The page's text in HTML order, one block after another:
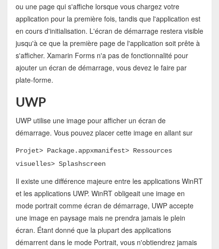
ou une page qui s'affiche lorsque vous chargez votre
application pour la première fois, tandis que l'application est
en cours d'initialisation. L'écran de démarrage restera visible
jusqu'à ce que la première page de l'application soit prête à
s'afficher. Xamarin Forms n'a pas de fonctionnalité pour
ajouter un écran de démarrage, vous devez le faire par
plate-forme.
UWP
UWP utilise une image pour afficher un écran de
démarrage. Vous pouvez placer cette image en allant sur
Projet> Package.appxmanifest> Ressources
visuelles> Splashscreen
Il existe une différence majeure entre les applications WinRT
et les applications UWP. WinRT obligeait une image en
mode portrait comme écran de démarrage, UWP accepte
une image en paysage mais ne prendra jamais le plein
écran. Étant donné que la plupart des applications
démarrent dans le mode Portrait, vous n'obtiendrez jamais